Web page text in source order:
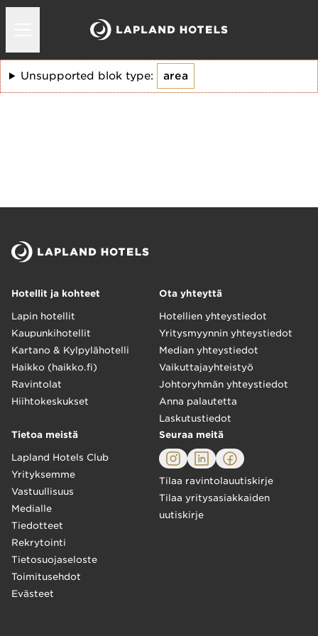
Unsupported blok type: area
Hotellit ja kohteet
Lapin hotellit
Kaupunkihotellit
Kartano & Kylpylähotelli
Haikko (haikko.fi)
Ravintolat
Hiihtokeskukset
Ota yhteyttä
Hotellien yhteystiedot
Yritysmyynnin yhteystiedot
Median yhteystiedot
Vaikuttajayhteistyö
Johtoryhmän yhteystiedot
Anna palautetta
Laskutustiedot
Tietoa meistä
Lapland Hotels Club
Yrityksemme
Vastuullisuus
Medialle
Tiedotteet
Rekrytointi
Tietosuojaseloste
Toimitusehdot
Evästeet
Seuraa meitä
Tilaa ravintolauutiskirje
Tilaa yritysasiakkaiden
uutiskirje